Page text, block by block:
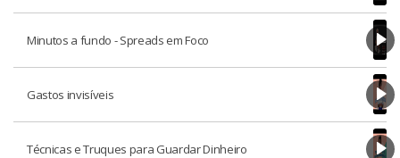
Minutos a fundo - Spreads em Foco
Gastos invisíveis
Técnicas e Truques para Guardar Dinheiro